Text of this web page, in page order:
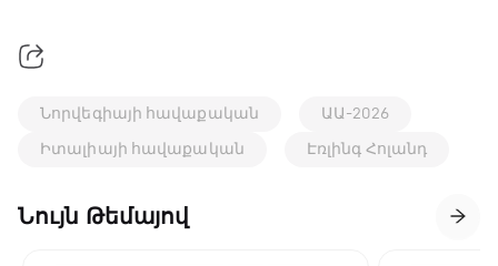
Նորվեգիայի հավաքական
ԱԱ-2026
Իտալիայի հավաքական
Էռլինգ Հոլանդ
Նույն Թեմայով